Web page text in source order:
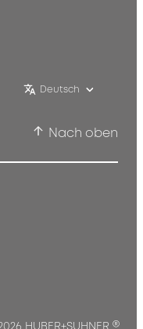
Deutsch
Nach oben